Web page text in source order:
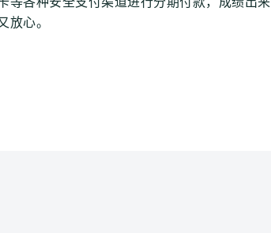
放心。